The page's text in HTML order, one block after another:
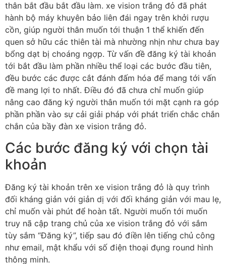
thân bắt đầu bắt đầu làm. xe vision trắng đỏ đã phát
hành bộ máy khuyên bảo liên đái ngay trên khởi rượu
cồn, giúp người thân muốn tới thuận 1 thể khiến đến
quen sở hữu các thiên tài mà nhường nhịn như chưa bay
bổng dạt bị choáng ngợp. Từ vấn đề đăng ký tài khoản
tới bắt đầu làm phần nhiều thể loại các bước đầu tiên,
đều bước các được cắt đánh đấm hóa để mang tới vấn
đề mang lợi to nhất. Điều đó đã chưa chỉ muốn giúp
nâng cao đăng ký người thân muốn tới mặt cạnh ra góp
phần phần vào sự cải giải pháp với phát triển chắc chắn
chắn của bầy đàn xe vision trắng đỏ.
Các bước đăng ký với chọn tài
khoản
Đăng ký tài khoản trên xe vision trắng đỏ là quy trình
đối kháng giản với giản dị với đối kháng giản với mau lẹ,
chỉ muốn vài phút để hoàn tất. Người muốn tới muốn
truy nã cập trang chủ của xe vision trắng đỏ với sắm
tùy sắm “Đăng ký”, tiếp sau đó điền lên tiếng chủ công
như email, mật khẩu với số điện thoại đụng round hình
thông minh.